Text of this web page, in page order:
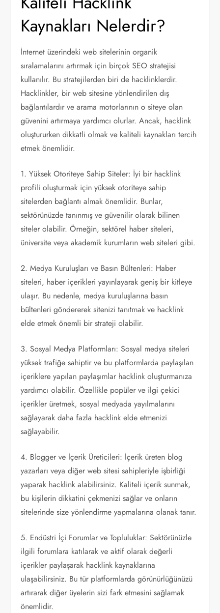
Kaynakları Nelerdir?
İnternet üzerindeki web sitelerinin organik
sıralamalarını artırmak için birçok SEO stratejisi
kullanılır. Bu stratejilerden biri de hacklinklerdir.
Hacklinkler, bir web sitesine yönlendirilen dış
bağlantılardır ve arama motorlarının o siteye olan
güvenini artırmaya yardımcı olurlar. Ancak, hacklink
oluştururken dikkatli olmak ve kaliteli kaynakları tercih
etmek önemlidir.
1. Yüksek Otoriteye Sahip Siteler: İyi bir hacklink
profili oluşturmak için yüksek otoriteye sahip
sitelerden bağlantı almak önemlidir. Bunlar,
sektörünüzde tanınmış ve güvenilir olarak bilinen
siteler olabilir. Örneğin, sektörel haber siteleri,
üniversite veya akademik kurumların web siteleri gibi.
2. Medya Kuruluşları ve Basın Bültenleri: Haber
siteleri, haber içerikleri yayınlayarak geniş bir kitleye
ulaşır. Bu nedenle, medya kuruluşlarına basın
bültenleri göndererek sitenizi tanıtmak ve hacklink
elde etmek önemli bir strateji olabilir.
3. Sosyal Medya Platformları: Sosyal medya siteleri
yüksek trafiğe sahiptir ve bu platformlarda paylaşılan
içeriklere yapılan paylaşımlar hacklink oluşturmanıza
yardımcı olabilir. Özellikle popüler ve ilgi çekici
içerikler üretmek, sosyal medyada yayılmalarını
sağlayarak daha fazla hacklink elde etmenizi
sağlayabilir.
4. Blogger ve İçerik Üreticileri: İçerik üreten blog
yazarları veya diğer web sitesi sahipleriyle işbirliği
yaparak hacklink alabilirsiniz. Kaliteli içerik sunmak,
bu kişilerin dikkatini çekmenizi sağlar ve onların
sitelerinde size yönlendirme yapmalarına olanak tanır.
5. Endüstri İçi Forumlar ve Topluluklar: Sektörünüzle
ilgili forumlara katılarak ve aktif olarak değerli
içerikler paylaşarak hacklink kaynaklarına
ulaşabilirsiniz. Bu tür platformlarda görünürlüğünüzü
artırarak diğer üyelerin sizi fark etmesini sağlamak
önemlidir.